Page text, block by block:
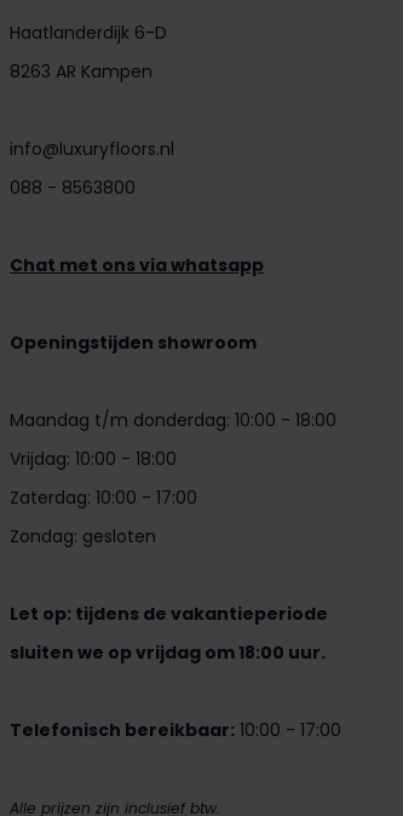
Haatlanderdijk 6-D
8263 AR Kampen
info@luxuryfloors.nl
088 - 8563800
Chat met ons via whatsapp
Openingstijden showroom
Maandag t/m donderdag: 10:00 - 18:00
Vrijdag: 10:00 - 18:00
Zaterdag: 10:00 - 17:00
Zondag: gesloten
Let op: tijdens de vakantieperiode
sluiten we op vrijdag om 18:00 uur.
Telefonisch bereikbaar: 10:00 - 17:00
Alle prijzen zijn inclusief btw.